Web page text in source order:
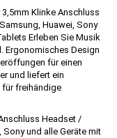
3,5mm Klinke Anschluss
Huawei, Sony
Erleben Sie Musik
Ergonomisches Design
für einen
und liefert ein
freihändige
Headset /
und alle Geräte mit